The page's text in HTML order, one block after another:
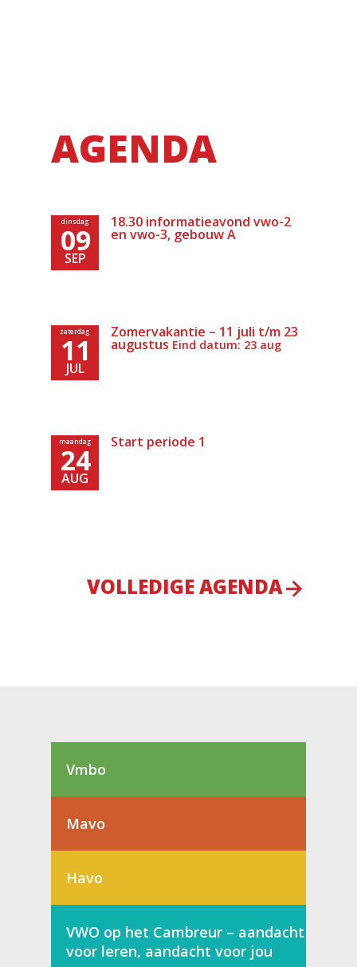
AGENDA
dinsdag
09
SEP
18.30 informatieavond vwo-2
en vwo-3, gebouw A
zaterdag
11
JUL
Zomervakantie – 11 juli t/m 23
augustus Eind datum: 23 aug
maandag
24
AUG
Start periode 1
VOLLEDIGE AGENDA
Vmbo
Mavo
Havo
VWO op het Cambreur – aandacht
voor leren, aandacht voor jou